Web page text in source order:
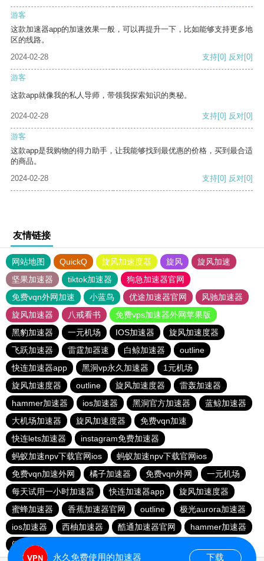
游客
这款加速器app的加速效果一般，可以再提升一下，比如能够支持更多地
区的线路。
2024-02-28
支持[0] 反对[0]
游客
这款app就像我的私人导师，带领我探索知识的奥秘。
2024-02-28 支持[0] 反对[0]
游客
这款app是我购物的得力助手，让我能够找到最优惠的价格，买到最合适
的商品。
2024-02-28
支持[0] 反对[0]
友情链接
网站地图 QuickQ 旋风加速度器 旋风
旋风加速
坚果加速器
tiktok加速器
狗急加速器官网
免费vqn外网加速
小蓝鸟 优途加速器官网
风驰加速器
旋风加速器
八戒看书
免费vps加速器外网苹果版
黑豹加速器
一元机场 IOS加速器
旋风加速度器
飞跃加速器
雷霆加器速 白鲸加速器
outline
快连加速器app
黑洞vp永久加速器
1元机场
旋风加速度器
outline 旋风加速度器
雷轰加速器
hammer加速器
ios加速器 黑洞官方加速器
蓝鲸加速器
大机场加速器
旋风加速度器
免费vqn加速
快连lets加速器
instagram免费加速器
蚂蚁加速npv下载官网ios
蚂蚁加速npv下载官网ios
免费vqn加速外网
橘子加速器 免费vqn外网
一元机场
每天试用一小时加速器
快连加速器app
旋风加速度器
蜜蜂加速器
香蕉加速器官网 outline
极光aurora加速器
ios加速器
西柚加速器 酷通加速器官网
hammer加速器
闪电猫加速器
永久免费使用的加速器 下载